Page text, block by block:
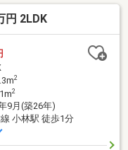
円 2LDK
2
2
9月(築26年)
小林駅 徒歩1分